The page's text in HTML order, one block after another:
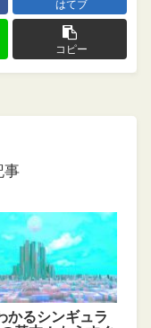
はてブ
コピー
事
かるシンギュラ